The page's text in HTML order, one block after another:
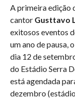
A primeira edição
cantor Gusttavo
exitosos eventos
um ano de pausa,
dia 12 de
do Estádio Serra
está agendada
dezembro